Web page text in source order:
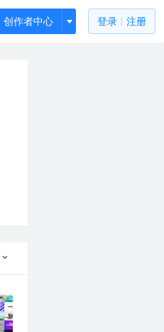
创作者中心 登录 注册